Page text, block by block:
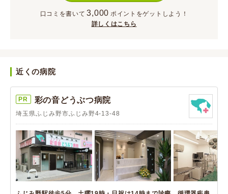
口コミを書いて 3,000 ポイント をゲットしよう！
詳しくはこちら
近くの病院
PR 彩の音どうぶつ病院
埼玉県ふじみ野市ふじみ野4-13-48